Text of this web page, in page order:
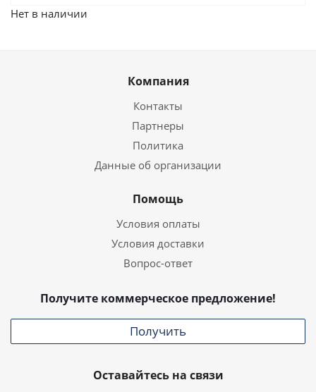
Нет в наличии
Компания
Контакты
Партнеры
Политика
Данные об организации
Помощь
Условия оплаты
Условия доставки
Вопрос-ответ
Получите коммерческое предложение!
Получить
Оставайтесь на связи